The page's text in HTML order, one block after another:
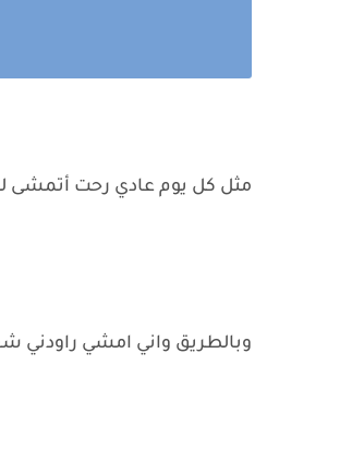
مثل كل يوم عادي رحت أتمشى
وبالطريق واني امشي راودني